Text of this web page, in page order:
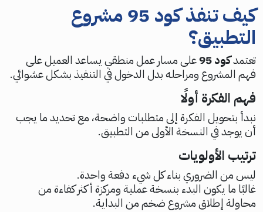
كيف تنفذ كود 95 مشروع
التطبيق؟
تعتمدكود 95
على مسار عمل منطقي يساعد العميل على
فهم المشروع ومراحله بدل الدخول في التنفيذ بشكل عشوائي.
فهم الفكرة أولًا
نبدأ بتحويل الفكرة إلى متطلبات واضحة، مع تحديد ما يجب
أن يوجد في النسخة الأولى من التطبيق.
ترتيب الأولويات
ليس من الضروري بناء كل شيء دفعة واحدة.
غالبًا ما يكون البدء بنسخة عملية ومركزة أكثر كفاءة من
محاولة إطلاق مشروع ضخم من البداية.